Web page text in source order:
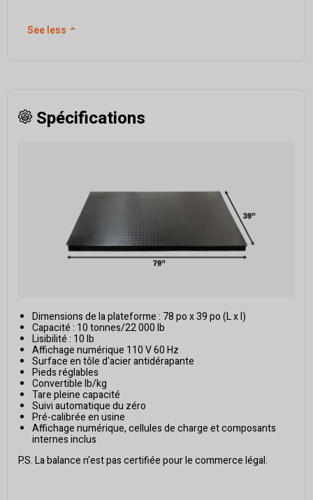
See less ⌃
Spécifications
Dimensions de la plateforme : 78 po x 39 po (L x l)
Capacité : 10 tonnes/22 000 lb
Lisibilité : 10 lb
Affichage numérique 110 V 60 Hz
Surface en tôle d'acier antidérapante
Pieds réglables
Convertible lb/kg
Tare pleine capacité
Suivi automatique du zéro
Pré-calibrée en usine
Affichage numérique, cellules de charge et composants
internes inclus
P.S. La balance n'est pas certifiée pour le commerce légal.